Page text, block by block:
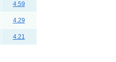
4.59
4.29
4.21